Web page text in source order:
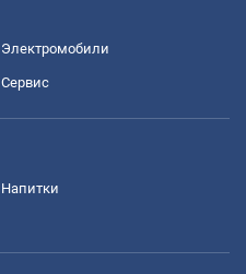
Электромобили
Сервис
Напитки